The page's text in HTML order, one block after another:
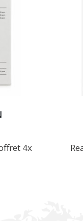
4x